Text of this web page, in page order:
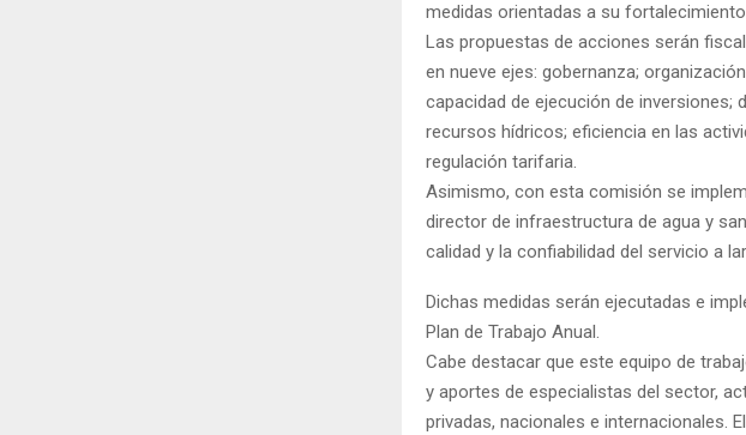
medidas orientadas a su
Las propuestas de acciones serán
en nueve ejes: gobernanza;
capacidad de ejecución de inversiones;
recursos hídricos; eficiencia en las
regulación tarifaria.
Asimismo, con esta comisión se
director de infraestructura de agua y
calidad y la confiabilidad del servicio a
Dichas medidas serán ejecutadas e
Plan de Trabajo Anual.
Cabe destacar que este equipo de
y aportes de especialistas del sector,
privadas, nacionales e internacionales.